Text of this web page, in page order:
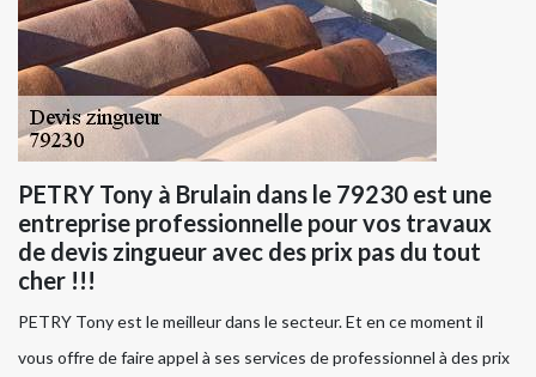
PETRY Tony à Brulain dans le 79230 est une
entreprise professionnelle pour vos travaux
de devis zingueur avec des prix pas du tout
cher !!!
PETRY Tony est le meilleur dans le secteur. Et en ce moment il
vous offre de faire appel à ses services de professionnel à des prix